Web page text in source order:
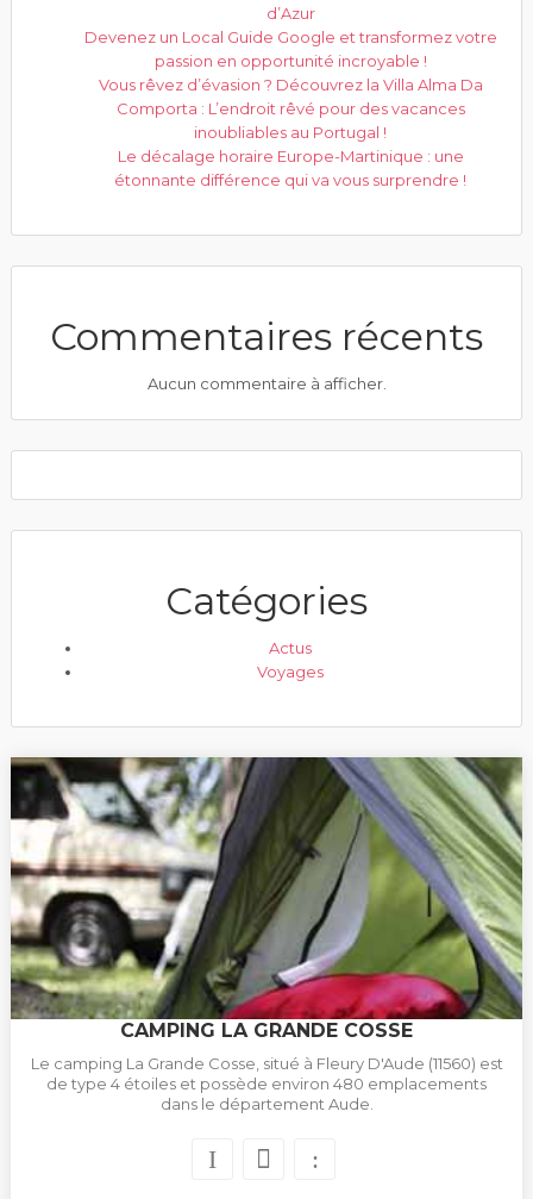
d’Azur
Devenez un Local Guide Google et transformez votre
passion en opportunité incroyable !
Vous rêvez d’évasion ? Découvrez la Villa Alma Da
Comporta : L’endroit rêvé pour des vacances
inoubliables au Portugal !
Le décalage horaire Europe-Martinique : une
étonnante différence qui va vous surprendre !
Commentaires récents
Aucun commentaire à afficher.
Catégories
Actus
Voyages
CAMPING LA GRANDE COSSE
Le camping La Grande Cosse, situé à Fleury D'Aude (11560) est
de type 4 étoiles et possède environ 480 emplacements
dans le département Aude.